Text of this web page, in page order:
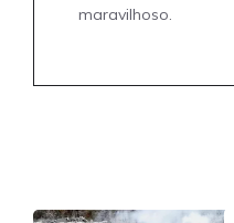
maravilhoso.